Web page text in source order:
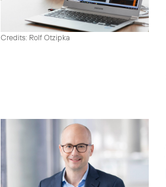
Credits: Rolf Otzipka